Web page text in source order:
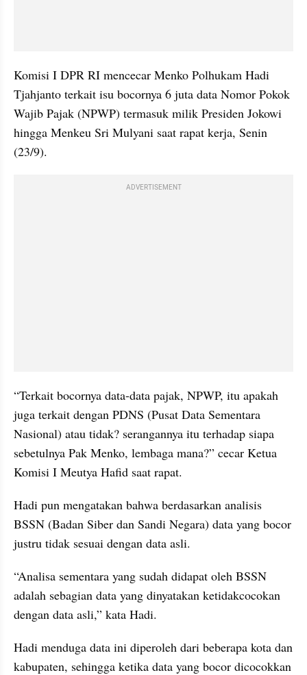
Komisi I DPR RI mencecar Menko Polhukam Hadi
Tjahjanto terkait isu bocornya 6 juta data Nomor Pokok
Wajib Pajak (NPWP) termasuk milik Presiden Jokowi
hingga Menkeu Sri Mulyani saat rapat kerja, Senin
(23/9).
ADVERTISEMENT
“Terkait bocornya data-data pajak, NPWP, itu apakah
juga terkait dengan PDNS (Pusat Data Sementara
Nasional) atau tidak? serangannya itu terhadap siapa
sebetulnya Pak Menko, lembaga mana?” cecar Ketua
Komisi I Meutya Hafid saat rapat.
Hadi pun mengatakan bahwa berdasarkan analisis
BSSN (Badan Siber dan Sandi Negara) data yang bocor
justru tidak sesuai dengan data asli.
“Analisa sementara yang sudah didapat oleh BSSN
adalah sebagian data yang dinyatakan ketidakcocokan
dengan data asli,” kata Hadi.
Hadi menduga data ini diperoleh dari beberapa kota dan
kabupaten, sehingga ketika data yang bocor dicocokkan